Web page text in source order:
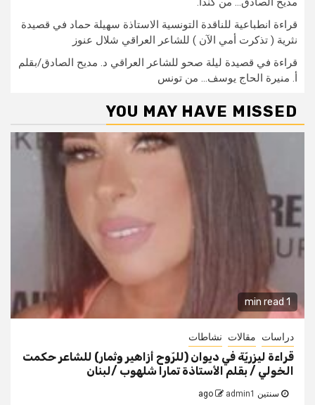
قراءة انطباعية للناقدة التونسية الاستاذة سهيلة حماد في قصيدة
نثرية ( تذكرت أمي الآن ) للشاعر العراقي شلال عنوز
قراءة في قصيدة ليلة صحو للشاعر العراقي د. مديح الصادق/بقلم
أ. منيرة الحاج يوسف… من تونس
YOU MAY HAVE MISSED
1 min read
دراسات مقالات نشاطات
قراءة ليزريّة في ديوان (للرّوح أزاهير وثمار) للشاعر حكمت
الخولي / بقلم الأستاذة تمارا شلهوب /لبنان
سنتين ago admin1